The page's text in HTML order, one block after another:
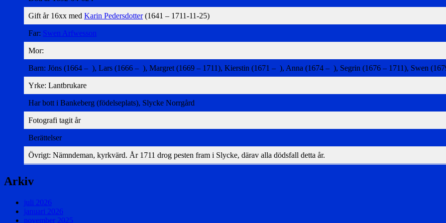
Gift år 16xx med Karin Pedersdotter(1641 – 1711-11-25)
Far: Swen Arfwesson
Mor:
Barn: Jöns (1664 – ), Lars (1666 – ), Margret (1669 – 1711), Kierstin (1671 – ), Anna (1674 – ), Segrin (1676 – 1711), Swen
Yrke: Lantbrukare
Har bott i Bankeberg (födelseplats), Slycke Norrgård
Fotografi tagit år
Berättelser
Övrigt: Nämndeman, kyrkvärd. År 1711 drog pesten fram i Slycke, därav alla dödsfall detta år.
Arkiv
juli 2026
januari 2026
november 2025